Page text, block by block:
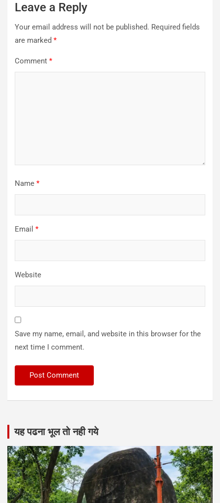
Leave a Reply
Your email address will not be published. Required fields
are marked *
Comment *
Name *
Email *
Website
Save my name, email, and website in this browser for the
next time I comment.
यह पढना भूल तो नही गये